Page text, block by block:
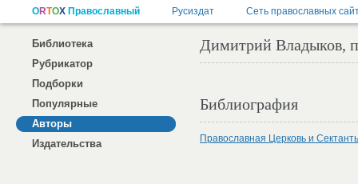
Библиотека
Рубрикатор
Подборки
Популярные
Авторы
Издательства
Димитрий Владыков,
Библиография
Православная Церковь и